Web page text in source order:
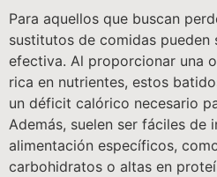
Para aquellos que buscan
sustitutos de comidas pueden
efectiva. Al proporcionar una
rica en nutrientes, estos
un déficit calórico necesario
Además, suelen ser fáciles de
alimentación específicos,
carbohidratos o altas en